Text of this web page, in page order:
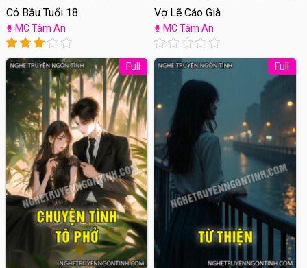
Có Bầu Tuổi 18
MC Tâm An
Vợ Lẽ Cáo Già
MC Tâm An
Full Full